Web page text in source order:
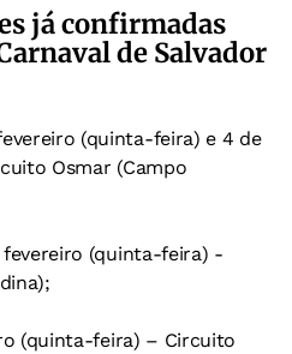
já confirmadas
de Salvador
(quinta-feira) e 4 de
Osmar (Campo
fevereiro (quinta-feira) -
(quinta-feira) – Circuito